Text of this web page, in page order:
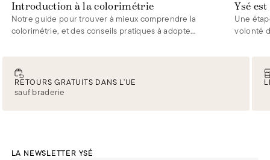
Introduction à la colorimétrie
Notre guide pour trouver à mieux comprendre la
colorimétrie, et des conseils pratiques à adopter
Ysé
Une
volonté
RETOURS GRATUITS DANS L’UE
sauf braderie
LA NEWSLETTER YSÉ